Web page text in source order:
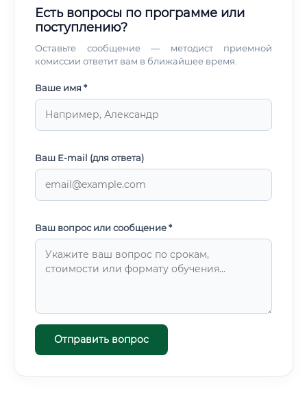
Есть вопросы по программе или
поступлению?
Оставьте сообщение — методист приемной
комиссии ответит вам в ближайшее время.
Ваше имя *
Ваш E-mail (для ответа)
Ваш вопрос или сообщение *
Отправить вопрос